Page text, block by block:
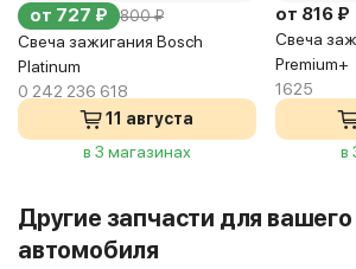
от 727 ₽ 800 ₽
Свеча зажигания Bosch
Platinum
0 242 236 618
11 августа
в 3 магазинах
от 816 ₽
Свеча
Premium+
1625
в
Другие запчасти для вашего
автомобиля